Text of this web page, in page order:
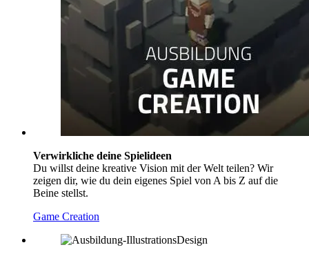
Verwirkliche deine Spielideen
Du willst deine kreative Vision mit der Welt teilen? Wir
zeigen dir, wie du dein eigenes Spiel von A bis Z auf die
Beine stellst.
Game Creation